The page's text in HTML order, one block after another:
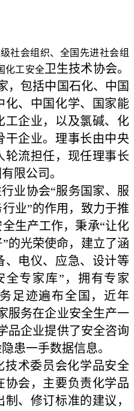
会组织、全国先进社会组
化工安全卫生技术协会。
，包括中国石化、中国
、中国化学、
国家能
工企业，以及氯碱、化
干企业。理事长由中央
轮流担任，现任理事长
限公司。
业协会“服务国家、服
业”的作用，致力于推
生产工作，秉承“让化
的光荣使命，建立了涵
、电仪、应急、设计等
全专家库”，拥有专家
足迹遍布全国，近年
服务在企业安全生产一
品企业提供了安全咨询
患一手数据信息。
术委员会化学品安全
协会，主要负责化学品
、修订标准的建议，